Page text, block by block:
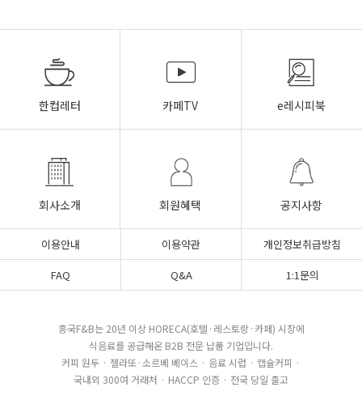
한컵레터 카페TV e레시피북
회사소개 회원혜택 공지사항
이용안내 이용약관
개인정보취급방침
FAQ
Q&A 1:1문의
흥국F&B는 20년 이상 HORECA(호텔·레스토랑·카페) 시장에
식음료를 공급해온 B2B 전문 납품 기업입니다.
커피 원두 · 젤라또·소르베 베이스 · 음료 시럽 · 캡슐커피 ·
국내외 300여 거래처 · HACCP 인증 · 전국 당일 출고